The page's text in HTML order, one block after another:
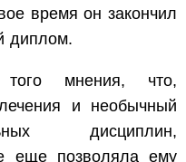
время он закончил
диплом.
того мнения, что,
и необычный
дисциплин,
еще позволяла ему